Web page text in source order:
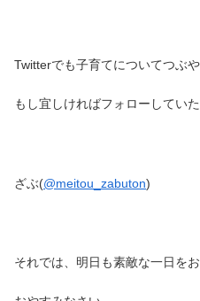
Twitterでも子育てについてつぶや
もし宜しければフォローしてい
ざぶ(@meitou_zabuton)
それでは、明日も素敵な一日を